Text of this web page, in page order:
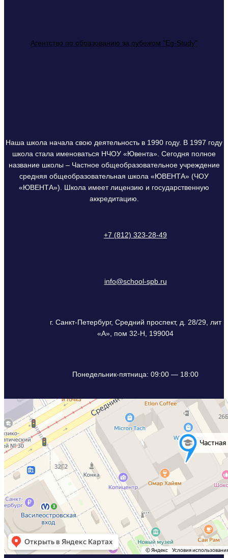
Агентство по образованию за рубежом "Eg-Study"
Наша школа начала свою деятельность в 1990 году. В 1997 году
школа стала именоваться НЧОУ «Ювента». Сегодня полное
название школы – Частное общеобразовательное учреждение
средняя общеобразовательная школа «ЮВЕНТА» (ЧОУ
«ЮВЕНТА»). Школа имеет лицензию и государственную
аккредитацию.
+7 (812) 323-28-49
info@school-spb.ru
г. Санкт-Петербург, Средний проспект, д. 28/29, лит
«А», пом 32-Н, 199004
Понедельник-пятница: 09:00 — 18:00